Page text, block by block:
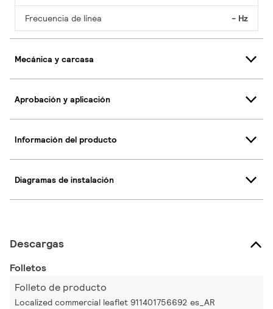
Frecuencia de línea - Hz
Mecánica y carcasa
Aprobación y aplicación
Información del producto
Diagramas de instalación
Descargas
Folletos
Folleto de producto
Localized commercial leaflet 911401756692 es_AR